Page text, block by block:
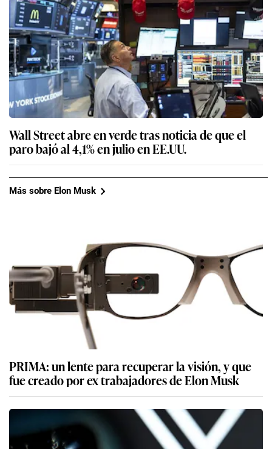
Wall Street abre en verde tras noticia de que el
paro bajó al 4,1% en julio en EE.UU.
Más sobre Elon Musk
PRIMA: un lente para recuperar la visión, y que
fue creado por ex trabajadores de Elon Musk